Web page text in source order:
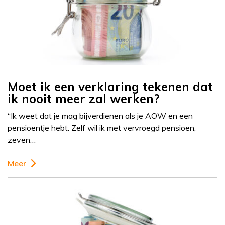
Moet ik een verklaring tekenen dat
ik nooit meer zal werken?
“Ik weet dat je mag bijverdienen als je AOW en een
pensioentje hebt. Zelf wil ik met vervroegd pensioen,
zeven…
Meer